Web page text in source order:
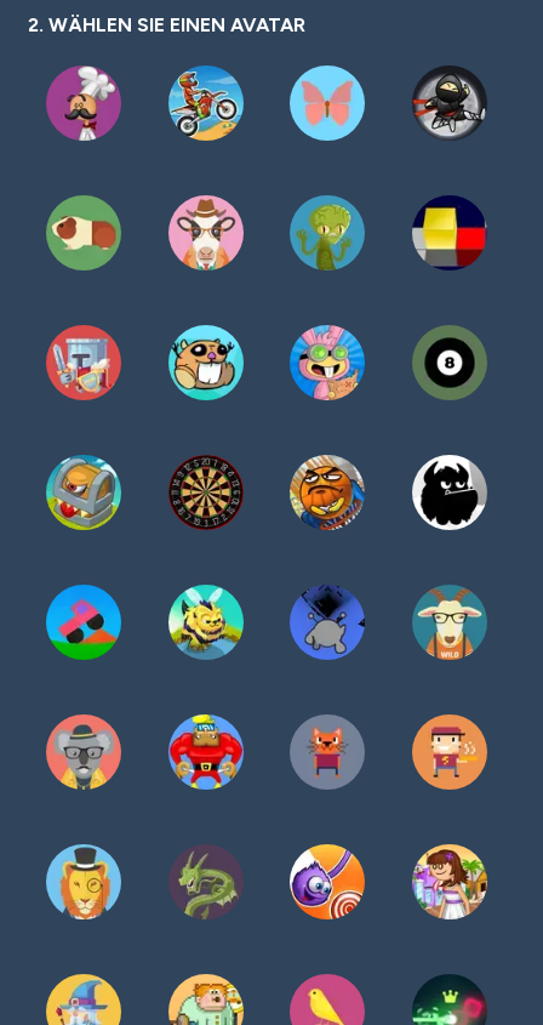
2. WÄHLEN SIE EINEN AVATAR